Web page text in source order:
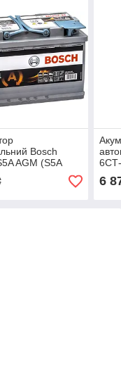
Bosch
AGM (S5A
080)
6